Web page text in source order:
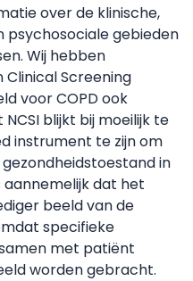
over de klinische,
psychosociale gebieden
Wij hebben
Screening
voor COPD ook
blijkt bij moeilijk te
instrument te zijn om
in
aannemelijk dat het
beeld van de
specifieke
met patiënt
worden gebracht.